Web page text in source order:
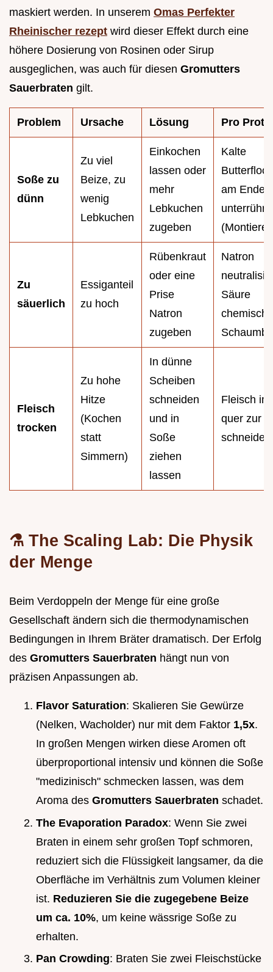
maskiert werden. In unserem Omas Perfekter
Rheinischer rezept wird dieser Effekt durch eine
höhere Dosierung von Rosinen oder Sirup
ausgeglichen, was auch für diesen Gromutters
Sauerbraten gilt.
Problem Ursache Lösung Pro
Soße zu
dünn
Zu viel
Beize, zu
wenig
Lebkuchen
Einkochen
lassen oder
mehr
Lebkuchen
zugeben
Kalte
am Ende
Zu
säuerlich
Essiganteil
zu hoch
Rübenkraut
oder eine
Prise
Natron
zugeben
Natron
Säure
chemisch
Fleisch
trocken
Zu hohe
Hitze
(Kochen
statt
Simmern)
In dünne
Scheiben
schneiden
und in
Soße
ziehen
lassen
Fleisch
quer zur
schneiden
⚗️ The Scaling Lab: Die Physik
der Menge
Beim Verdoppeln der Menge für eine große
Gesellschaft ändern sich die thermodynamischen
Bedingungen in Ihrem Bräter dramatisch. Der Erfolg
des Gromutters Sauerbraten hängt nun von
präzisen Anpassungen ab.
Flavor Saturation: Skalieren Sie Gewürze
(Nelken, Wacholder) nur mit dem Faktor 1,5x.
In großen Mengen wirken diese Aromen oft
überproportional intensiv und können die Soße
"medizinisch" schmecken lassen, was dem
Aroma des Gromutters Sauerbraten schadet.
The Evaporation Paradox: Wenn Sie zwei
Braten in einem sehr großen Topf schmoren,
reduziert sich die Flüssigkeit langsamer, da die
Oberfläche im Verhältnis zum Volumen kleiner
ist. Reduzieren Sie die zugegebene Beize
um ca. 10%, um keine wässrige Soße zu
erhalten.
Pan Crowding: Braten Sie zwei Fleischstücke